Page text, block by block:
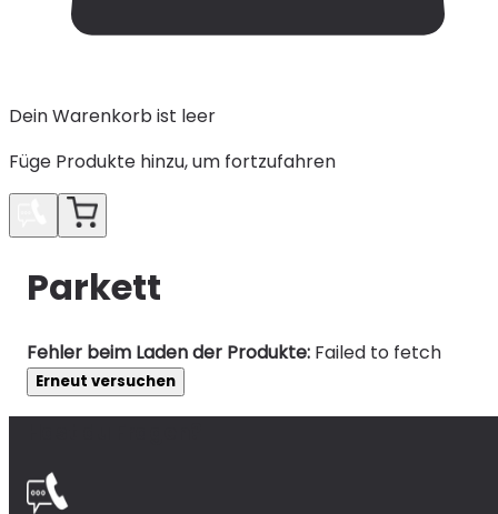
Dein Warenkorb ist leer
Füge Produkte hinzu, um fortzufahren
Parkett
Fehler beim Laden der Produkte: Failed to fetch
Erneut versuchen